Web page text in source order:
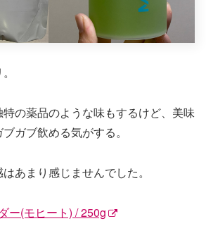
の薬品のような味もするけど、美味
ガブ飲める気がする。
あまり感じませんでした。
ー(モヒート) / 250g